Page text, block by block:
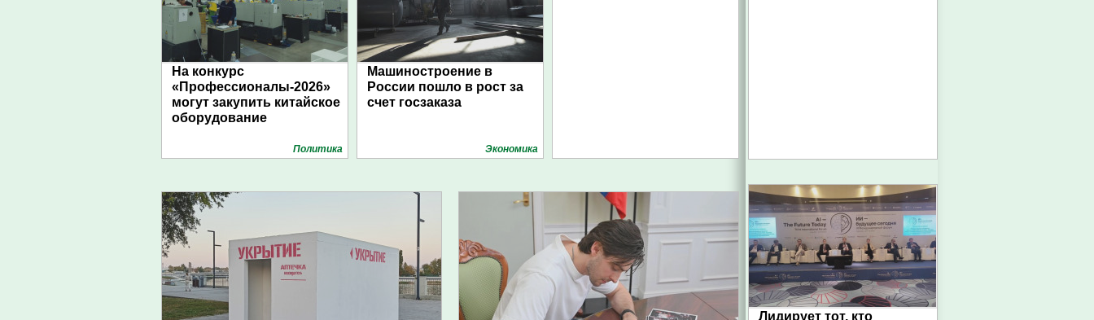
На конкурс
«Профессионалы-2026»
могут закупить китайское
оборудование
Политика
Машиностроение в
России пошло в рост за
счет госзаказа
Экономика
Лидирует тот, кто